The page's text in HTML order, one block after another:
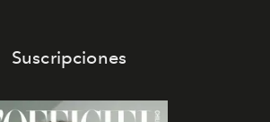
Suscripciones